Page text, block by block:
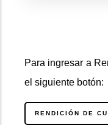
Para ingresar a
el siguiente botón:
RENDICIÓN DE